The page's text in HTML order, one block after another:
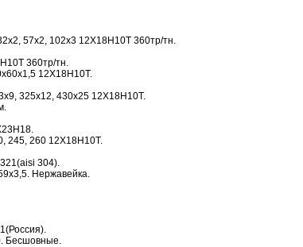
57х2, 102х3 12Х18Н10Т 360тр/тн.
360тр/тн.
12Х18Н10Т.
325х12, 430х25 12Х18Н10Т.
245, 260 12Х18Н10Т.
304).
Нержавейка.
Бесшовные.